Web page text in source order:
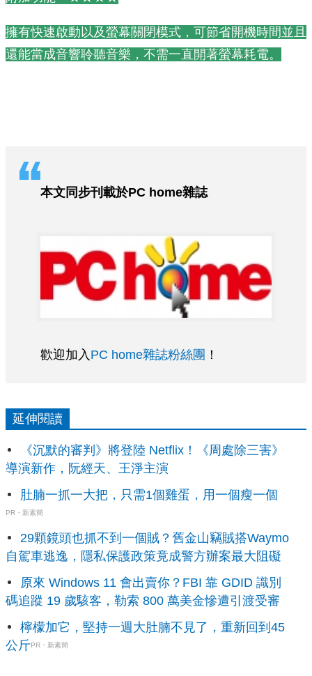
擁有快速啟動以及螢幕關閉模式，可節省開機時間並且
還能當成音響聆聽音樂，不需一直開著螢幕耗電。
本文同步刊載於PC home雜誌
歡迎加入 PC home雜誌粉絲團 ！
延伸閱讀
《沉默的審判》將登陸 Netflix！《周處除三害》
導演新作，阮經天、王淨主演
肚腩一抓一大把，只需1個雞蛋，用一個瘦一個
PR・新素簡
29顆鏡頭也抓不到一個賊？舊金山竊賊搭Waymo
自駕車逃逸，隱私保護政策竟成警方辦案最大阻礙
原來 Windows 11 會出賣你？FBI 靠 GDID 識別
碼追蹤 19 歲駭客，勒索 800 萬美金慘遭引渡受審
檸檬加它，堅持一週大肚腩不見了，重新回到45
公斤PR・新素簡